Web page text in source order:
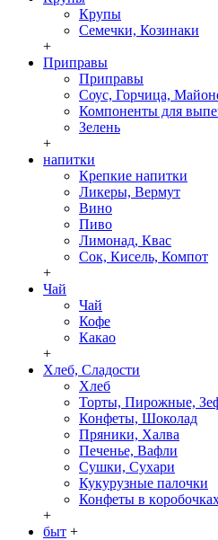
Крупы
Семечки, Козинаки
+
Приправы
Приправы
Соус, Горчица,
Компоненты для
Зелень
+
напитки
Крепкие напитки
Ликеры, Вермут
Вино
Пиво
Лимонад, Квас
Сок, Кисель, Компот
+
Чай
Чай
Кофе
Какао
+
Хлеб, Сладости
Хлеб
Торты, Пирожные,
Конфеты, Шоколад
Пряники, Халва
Печенье, Вафли
Сушки, Сухари
Кукурузные палочки
Конфеты в
+
быт +